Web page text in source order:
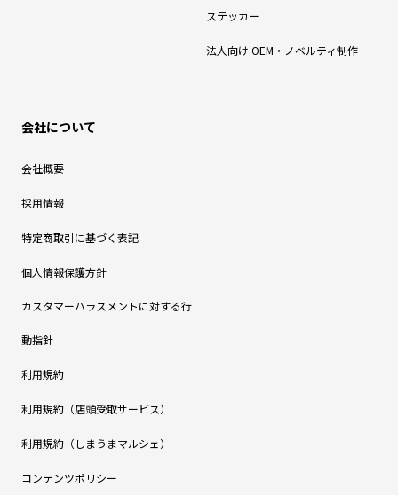
ステッカー
法人向け OEM・ノベルティ制作
会社について
会社概要
採用情報
特定商取引に基づく表記
個人情報保護方針
カスタマーハラスメントに対する行
動指針
利用規約
利用規約（店頭受取サービス）
利用規約（しまうまマルシェ）
コンテンツポリシー